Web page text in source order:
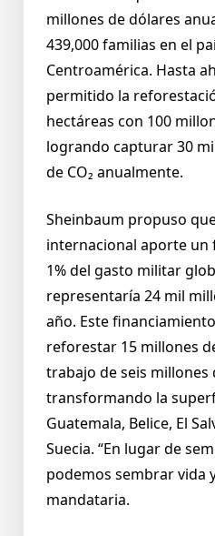
millones de dólares
439,000 familias en el
Centroamérica. Hasta
permitido la
hectáreas con 100
logrando capturar 30
de CO₂ anualmente.
Sheinbaum propuso
internacional aporte un
1% del gasto militar
representaría 24 mil
año. Este
reforestar 15 millones
trabajo de seis millones
transformando la
Guatemala, Belice, El
Suecia. “En lugar de
podemos sembrar vida
mandataria.